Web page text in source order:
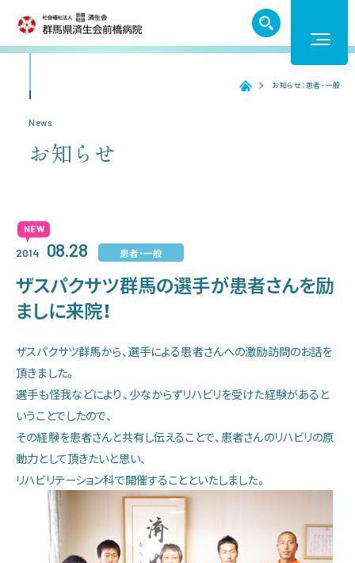
受診のご案内
当院の特色
診療部門のご案内
看護部のご案内
医療技術部門のご案内
ホーム お知らせ：患者・一般
News
お知らせ
2014 08.28 患者・一般
ザスパクサツ群馬の選手が患者さんを励
ましに来院！
ザスパクサツ群馬から、選手による患者さんへの激励訪問のお話を
頂きました。
選手も怪我などにより、少なからずリハビリを受けた経験があると
いうことでしたので、
その経験を患者さんと共有し伝えることで、患者さんのリハビリの原
動力として頂きたいと思い、
リハビリテーション科で開催することといたしました。